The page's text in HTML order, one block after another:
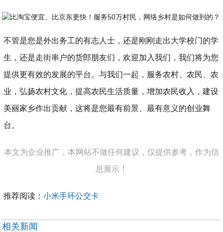
不管是您是外出务工的有志人士，还是刚刚走出大学校门的学
生，还是走街串户的货郎朋友们，欢迎加入我们，我们将为您
提供更有效的发展的平台。与我们一起，服务农村、农民、农
业，弘扬农村文化，提高农民生活质量，增加农民收入，建设
美丽家乡作出贡献，这将是您最有前景、最有意义的创业舞
台。
本文为企业推广，本网站不做任何建议，仅提供参考，作为信
息展示！
推荐阅读：小米手环公交卡
相关新闻